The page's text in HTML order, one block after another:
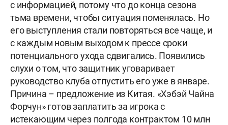
с информацией, потому что до конца сезона
тьма времени, чтобы ситуация поменялась. Но
его выступления стали повторяться все чаще, и
с каждым новым выходом к прессе сроки
потенциального ухода сдвигались. Появились
слухи о том, что защитник уговаривает
руководство клуба отпустить его уже в январе.
Причина – предложение из Китая. «Хэбэй Чайна
Форчун» готов заплатить за игрока с
истекающим через полгода контрактом 10 млн